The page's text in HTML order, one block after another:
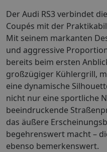
Der Audi RS3 verbindet
Coupés mit der
Mit seinem markanten
und aggressive
bereits beim ersten
großzügiger Kühlergrill,
eine dynamische
nicht nur eine sportliche
beeindruckende
das äußere
begehrenswert macht –
ebenso bemerkenswert.